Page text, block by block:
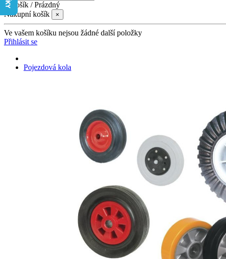
0 Košík /Prázdný
Nákupní košík
×
Ve vašem košíku nejsou žádné další položky
Přihlásit se
Pojezdová kola